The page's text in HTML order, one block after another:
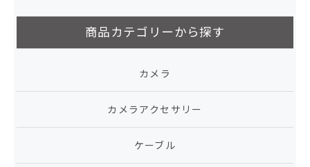
商品カテゴリーから探す
カメラ
カメラアクセサリー
ケーブル